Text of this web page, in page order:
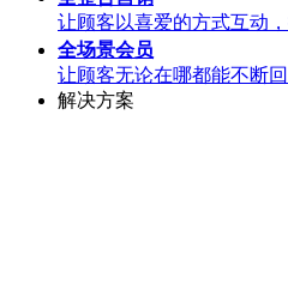
让顾客以喜爱的方式互动
全场景会员
让顾客无论在哪都能不断
解决方案